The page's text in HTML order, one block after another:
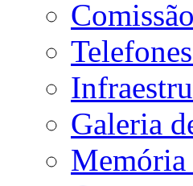
Galeria
Memória